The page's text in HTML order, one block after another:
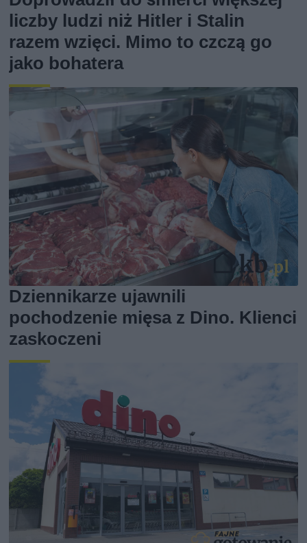
liczby ludzi niż Hitler i Stalin
razem wzięci. Mimo to czczą go
jako bohatera
Dziennikarze ujawnili
pochodzenie mięsa z Dino. Klienci
zaskoczeni